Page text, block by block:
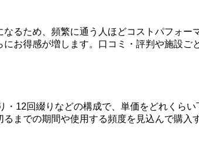
るため、頻繁に通う人ほどコストパフォー
お得感が増します。口コミ・評判や施設ご
12回綴りなどの構成で、単価をどれくら
までの期間や使用する頻度を見込んで購入